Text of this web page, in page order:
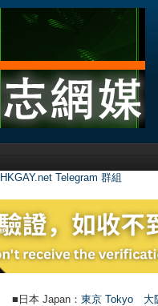
HKGAY.net Telegram 群組
■日本 Japan： 東京 Tokyo 大